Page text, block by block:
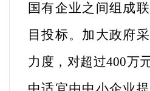
国有企业之间组成
目投标。加大政府
力度，对超过400万